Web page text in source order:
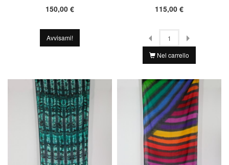
150,00 €
Avvisami!
115,00 €
Nel carrello